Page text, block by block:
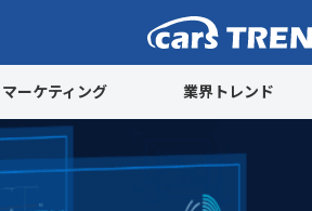
マーケティング 業界トレンド